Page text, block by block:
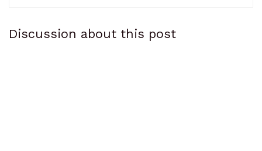
Discussion about this post